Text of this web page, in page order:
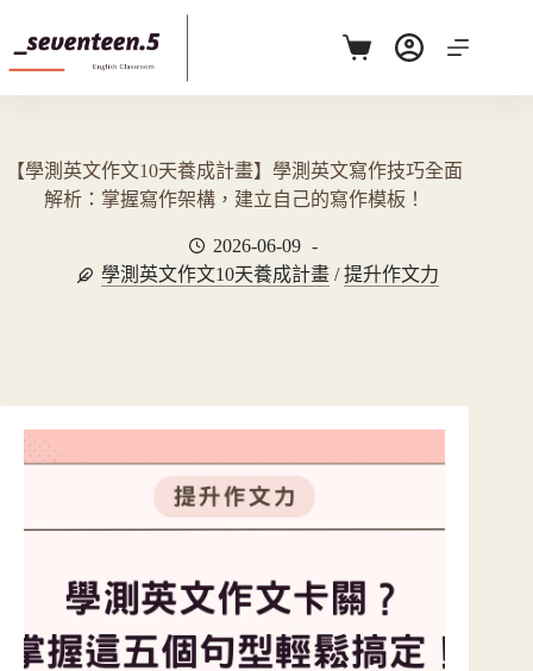
主
要
購
物
【學測英文作文10天養成計畫】學測英文寫作技巧全面
解析：掌握寫作架構，建立自己的寫作模板！
2026-06-09
學測英文作文10天養成計畫 /提升作文力